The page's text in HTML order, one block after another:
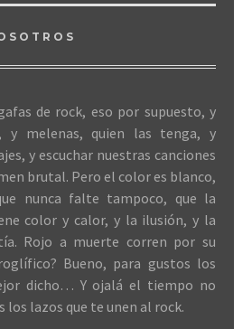
de rock, eso por supuesto, y
y melenas, quien las tenga, y
y escuchar nuestras canciones
brutal. Pero el color es blanco,
nunca falte tampoco, que la
color y calor, y la ilusión, y la
Rojo a muerte corren por su
Bueno, para gustos los
dicho… Y ojalá el tiempo no
lazos que te unen al rock.